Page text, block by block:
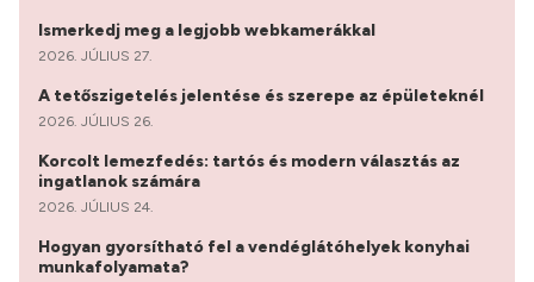
Ismerkedj meg a legjobb webkamerákkal
2026. JÚLIUS 27.
A tetőszigetelés jelentése és szerepe az épületeknél
2026. JÚLIUS 26.
Korcolt lemezfedés: tartós és modern választás az
ingatlanok számára
2026. JÚLIUS 24.
Hogyan gyorsítható fel a vendéglátóhelyek konyhai
munkafolyamata?